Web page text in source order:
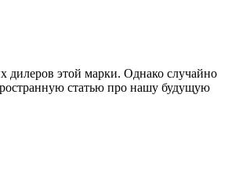
дилеров этой марки. Однако случайно
статью про нашу будущую